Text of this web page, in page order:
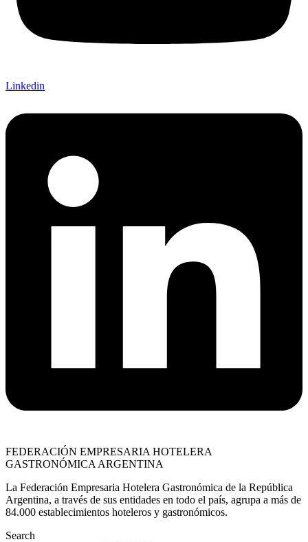
Linkedin
FEDERACIÓN EMPRESARIA HOTELERA
GASTRONÓMICA ARGENTINA
La Federación Empresaria Hotelera Gastronómica de la República
Argentina, a través de sus entidades en todo el país, agrupa a más de
84.000 establecimientos hoteleros y gastronómicos.
Search